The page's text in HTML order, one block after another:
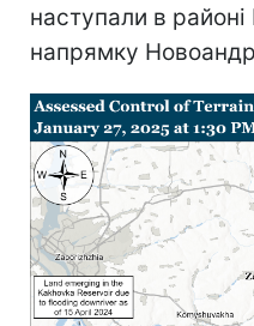
наступали в
напрямку